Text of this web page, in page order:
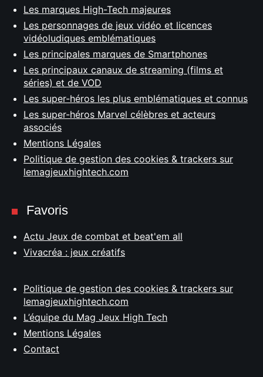
Les marques High-Tech majeures
Les personnages de jeux vidéo et licences
vidéoludiques emblématiques
Les principales marques de Smartphones
Les principaux canaux de streaming (films et
séries) et de VOD
Les super-héros les plus emblématiques et connus
Les super-héros Marvel célèbres et acteurs
associés
Mentions Légales
Politique de gestion des cookies & trackers sur
lemagjeuxhightech.com
Favoris
Actu Jeux de combat et beat'em all
Vivacréa : jeux créatifs
Politique de gestion des cookies & trackers sur
lemagjeuxhightech.com
L’équipe du Mag Jeux High Tech
Mentions Légales
Contact